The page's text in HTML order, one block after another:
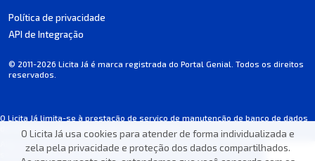
O Licita Já usa cookies para atender de forma individualizada e
zela pela privacidade e proteção dos dados compartilhados.
O Licita Já limita-se à prestação de serviço de manutenção de banco de dados
de licitações, não participando dos processos.
Algumas informações podem apresentar incorreções involuntárias. Consulte
sempre o edital de cada licitação.
Política de privacidade
API de Integração
© 2011-2026 Licita Já é marca registrada do Portal Genial. Todos os direitos
reservados.